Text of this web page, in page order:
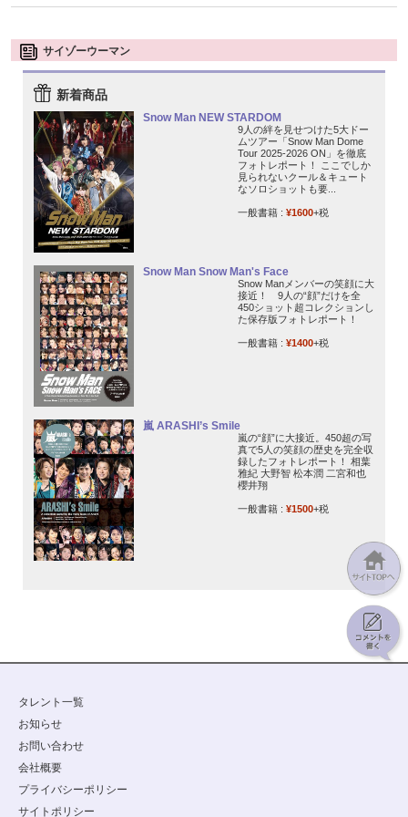
サイゾーウーマン
新着商品
Snow Man NEW STARDOM
9人の絆を見せつけた5大ドー
ムツアー「Snow Man Dome
Tour 2025-2026 ON」を徹底
フォトレポート！ ここでしか
見られないクール＆キュート
なソロショットも要...
一般書籍 : ¥1600+税
Snow Man Snow Man's Face
Snow Manメンバーの笑顔に大
接近！ 9人の“顔”だけを全
450ショット超コレクションし
た保存版フォトレポート！
一般書籍 : ¥1400+税
嵐 ARASHI’s Smile
嵐の“顔”に大接近。450超の写
真で5人の笑顔の歴史を完全収
録したフォトレポート！ 相葉
雅紀 大野智 松本潤 二宮和也
櫻井翔
一般書籍 : ¥1500+税
タレント一覧
お知らせ
お問い合わせ
会社概要
プライバシーポリシー
サイトポリシー